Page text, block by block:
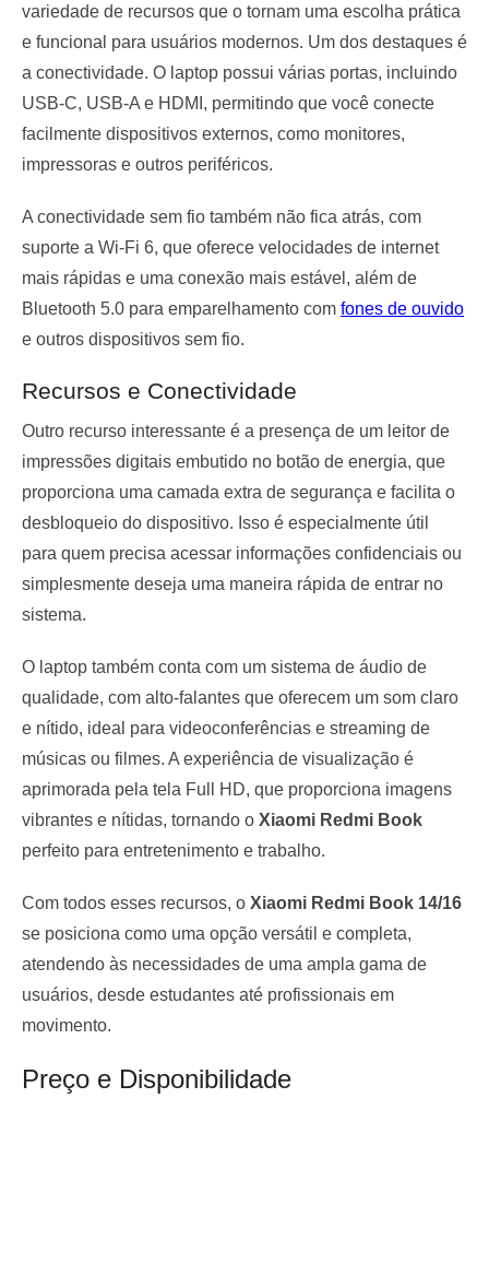
variedade de recursos que o tornam uma escolha prática
e funcional para usuários modernos. Um dos destaques é
a conectividade. O laptop possui várias portas, incluindo
USB-C, USB-A e HDMI, permitindo que você conecte
facilmente dispositivos externos, como monitores,
impressoras e outros periféricos.
A conectividade sem fio também não fica atrás, com
suporte a Wi-Fi 6, que oferece velocidades de internet
mais rápidas e uma conexão mais estável, além de
Bluetooth 5.0 para emparelhamento com fones de ouvido
e outros dispositivos sem fio.
Recursos e Conectividade
Outro recurso interessante é a presença de um leitor de
impressões digitais embutido no botão de energia, que
proporciona uma camada extra de segurança e facilita o
desbloqueio do dispositivo. Isso é especialmente útil
para quem precisa acessar informações confidenciais ou
simplesmente deseja uma maneira rápida de entrar no
sistema.
O laptop também conta com um sistema de áudio de
qualidade, com alto-falantes que oferecem um som claro
e nítido, ideal para videoconferências e streaming de
músicas ou filmes. A experiência de visualização é
aprimorada pela tela Full HD, que proporciona imagens
vibrantes e nítidas, tornando o Xiaomi Redmi Book
perfeito para entretenimento e trabalho.
Com todos esses recursos, o Xiaomi Redmi Book 14/16
se posiciona como uma opção versátil e completa,
atendendo às necessidades de uma ampla gama de
usuários, desde estudantes até profissionais em
movimento.
Preço e Disponibilidade